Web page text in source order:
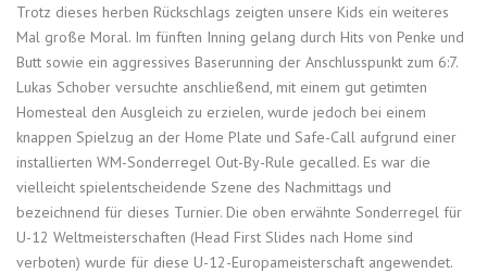
Trotz dieses herben Rückschlags zeigten unsere Kids ein weiteres
Mal große Moral. Im fünften Inning gelang durch Hits von Penke und
Butt sowie ein aggressives Baserunning der Anschlusspunkt zum 6:7.
Lukas Schober versuchte anschließend, mit einem gut getimten
Homesteal den Ausgleich zu erzielen, wurde jedoch bei einem
knappen Spielzug an der Home Plate und Safe-Call aufgrund einer
installierten WM-Sonderregel Out-By-Rule gecalled. Es war die
vielleicht spielentscheidende Szene des Nachmittags und
bezeichnend für dieses Turnier. Die oben erwähnte Sonderregel für
U-12 Weltmeisterschaften (Head First Slides nach Home sind
verboten) wurde für diese U-12-Europameisterschaft angewendet.